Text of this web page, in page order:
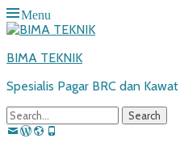
Menu
BIMA TEKNIK
Spesialis Pagar BRC dan Kawat
Search
for:EmailWordPress
Website